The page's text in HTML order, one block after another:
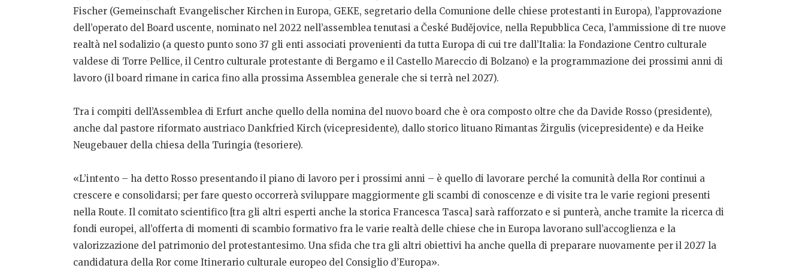
Fischer (Gemeinschaft Evangelischer Kirchen in Europa, GEKE, segretario della Comunione delle chiese protestanti in Europa), l’approvazione
dell’operato del Board uscente, nominato nel 2022 nell’assemblea tenutasi a České Budějovice, nella Repubblica Ceca, l’ammissione di tre nuove
realtà nel sodalizio (a questo punto sono 37 gli enti associati provenienti da tutta Europa di cui tre dall’Italia: la Fondazione Centro culturale
valdese di Torre Pellice, il Centro culturale protestante di Bergamo e il Castello Mareccio di Bolzano) e la programmazione dei prossimi anni di
lavoro (il board rimane in carica fino alla prossima Assemblea generale che si terrà nel 2027).
Tra i compiti dell’Assemblea di Erfurt anche quello della nomina del nuovo board che è ora composto oltre che da Davide Rosso (presidente),
anche dal pastore riformato austriaco Dankfried Kirch (vicepresidente), dallo storico lituano Rimantas Žirgulis (vicepresidente) e da Heike
Neugebauer della chiesa della Turingia (tesoriere).
«L’intento – ha detto Rosso presentando il piano di lavoro per i prossimi anni – è quello di lavorare perché la comunità della Ror continui a
crescere e consolidarsi; per fare questo occorrerà sviluppare maggiormente gli scambi di conoscenze e di visite tra le varie regioni presenti
nella Route. Il comitato scientifico [tra gli altri esperti anche la storica Francesca Tasca] sarà rafforzato e si punterà, anche tramite la ricerca di
fondi europei, all’offerta di momenti di scambio formativo fra le varie realtà delle chiese che in Europa lavorano sull’accoglienza e la
valorizzazione del patrimonio del protestantesimo. Una sfida che tra gli altri obiettivi ha anche quella di preparare nuovamente per il 2027 la
candidatura della Ror come Itinerario culturale europeo del Consiglio d’Europa».